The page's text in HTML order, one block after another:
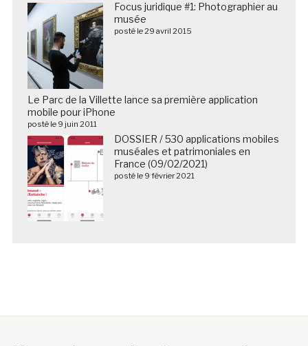
Focus juridique #1: Photographier au
musée
posté le 29 avril 2015
Le Parc de la Villette lance sa première application
mobile pour iPhone
posté le 9 juin 2011
DOSSIER / 530 applications mobiles
muséales et patrimoniales en
France (09/02/2021)
posté le 9 février 2021